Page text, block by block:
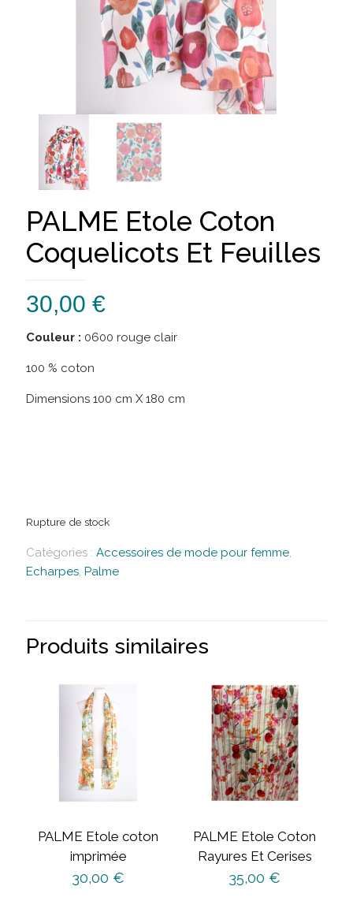
PALME Etole Coton
Coquelicots Et Feuilles
30,00 €
Couleur : 0600 rouge clair
100 % coton
Dimensions 100 cm X 180 cm
Rupture de stock
Catégories : Accessoires de mode pour femme
Echarpes Palme
Produits similaires
PALME Etole coton
imprimée
30,00 €
PALME Etole Coton
Rayures Et Cerises
35,00 €